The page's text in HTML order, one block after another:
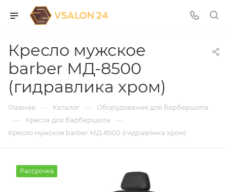
Кресло мужское
barber МД-8500
(гидравлика хром)
Главная — Каталог — Оборудование для барбершопа
— Кресла для барбершопа —
Кресло мужское barber МД-8500 (гидравлика хром)
Рассрочка